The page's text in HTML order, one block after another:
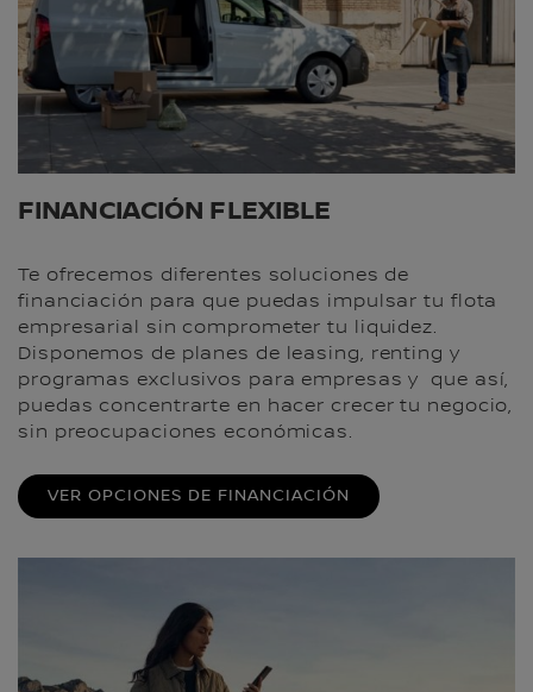
FINANCIACIÓN FLEXIBLE
Te ofrecemos diferentes soluciones de
financiación para que puedas impulsar tu flota
empresarial sin comprometer tu liquidez.
Disponemos de planes de leasing, renting y
programas exclusivos para empresas y que así,
puedas concentrarte en hacer crecer tu negocio,
sin preocupaciones económicas.
VER OPCIONES DE FINANCIACIÓN